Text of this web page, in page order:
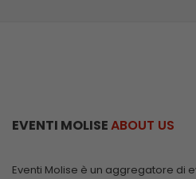
EVENTI MOLISEABOUT US
Eventi Molise è un aggregatore di